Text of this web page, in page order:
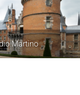
Martino